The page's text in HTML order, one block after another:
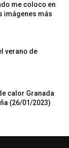
me coloco en
imágenes más
verano de
calor Granada
(26/01/2023)